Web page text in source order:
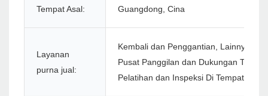
Tempat Asal: Guangdong, Cina
Layanan
purna jual:
Kembali dan Penggantian, Lainnya,
Pusat Panggilan dan Dukungan Teknis
Pelatihan dan Inspeksi Di Tempat